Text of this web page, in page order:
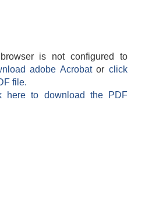
is not configured to
adobe Acrobatorclick
file.
here to download the PDF